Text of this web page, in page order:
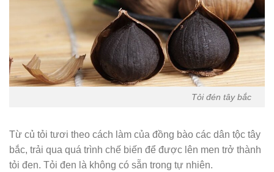
Tỏi đén tây bắc
Từ củ tỏi tươi theo cách làm của đồng bào các dân tộc tây
bắc, trải qua quá trình chế biến để được lên men trở thành
tỏi đen. Tỏi đen là không có sẵn trong tự nhiên.